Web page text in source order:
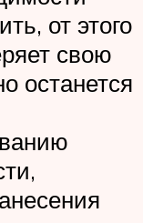
от этого
свою
останется